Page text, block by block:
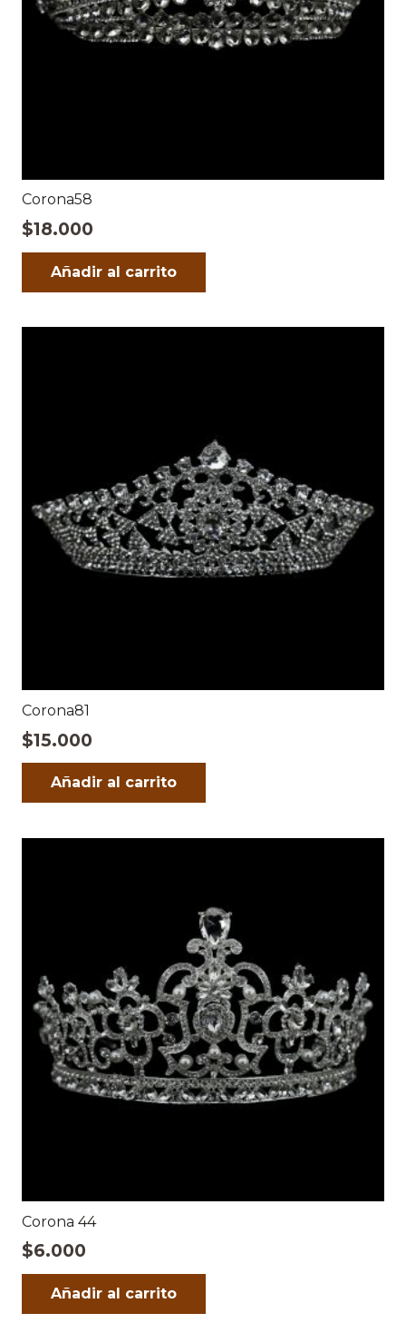
Corona58
$18.000
Añadir al carrito
Corona81
$15.000
Añadir al carrito
Corona 44
$6.000
Añadir al carrito